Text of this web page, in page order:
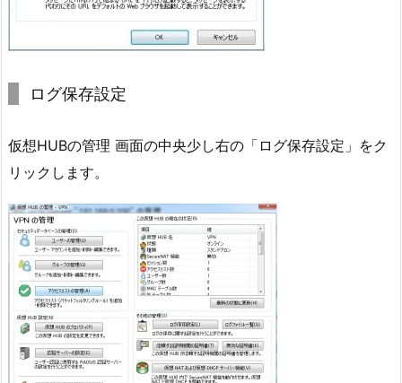
ログ保存設定
仮想HUBの管理 画面の中央少し右の「ログ保存設定」をク
リックします。